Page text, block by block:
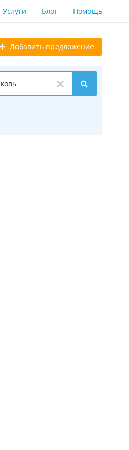
Услуги Блог Помощь
Добавить предложение